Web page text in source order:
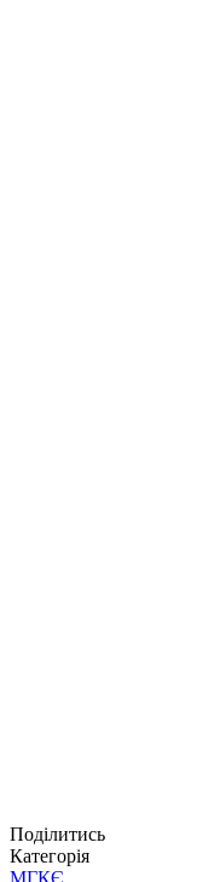
Поділитись
Категорія